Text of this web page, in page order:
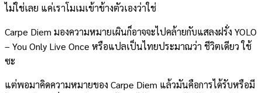
ไม่ใช่เลย แค่เราโมเมเข้าข้างตัวเองว่าใช่
Carpe Diem มองความหมายเผินก็อาจจะไปคล้ายกับแสลงฝรั่ง YOLO
– You Only Live Once หรือแปลเป็นไทยประมาณว่า ชีวิตเดียว ใช้
ซะ
แต่พอมาคิดความหมายของ Carpe Diem แล้วมันคือการได้รับหรือมี